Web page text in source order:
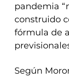
pandemia
construido
fórmula de
Según